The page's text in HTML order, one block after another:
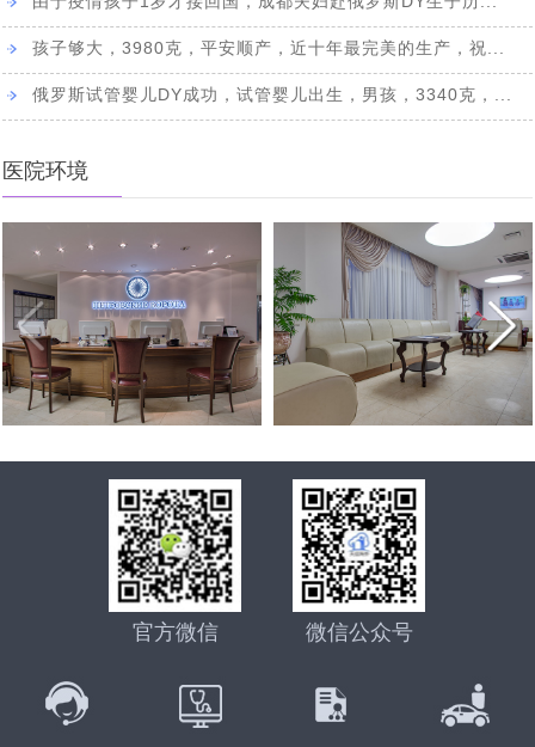
罗斯提供代孕服务的法案——结论再议 [2022-08-12]
俄罗斯DY费用这么高，代妈又能得到多呢，三个俄罗斯
别人生孩子（二） [2022-08-10]
不是自己的孩子，俄罗斯女人为什么要给别人生孩子 （三
孩子没有什么区别
战火下的乌克兰代怀孕妈妈，不是在医院防空洞里，就是
在逃亡的路上 [2022-04-27]
3岁患视网膜母细胞瘤女童离世事件引关注，俄罗斯第三
代试管技术为生育计划保驾护航 [2022-01-17]
不通过：杜马提案新进展，有关禁止外籍人员在俄代怀怀
孕法案未被杜马接受 [2021-12-31]
唐氏综合征的终结者——俄罗斯第三代试管婴儿技术，生
个健康宝宝有保障 [2021-12-22]
印度70岁老人通过试管婴儿生下一儿子，成为世界上最高
龄的新手妈妈之一 [2021-10-25]
语言不通，自助泰国试管婴儿求子历程心得：这5个方面
自助就医做不到。 [2021-10-11]
70后、80后助孕之路，赴俄罗斯试管婴儿助孕不是唯一途
择俄罗斯合法第三方助孕 [2021-09-14]
差异分析：中、泰、美、香港、俄罗斯试管婴儿有什么不
[2021-09-06]
赴俄28天费用16万，俄罗斯试管婴儿让单身人士老有所依
[2021-08-27]
真实案例实操：教你如何给俄罗斯试管婴儿代怀孕出生的
[2021-07-29]
俄罗斯是如何看待女性生三胎的，与中国三胎福利有什么
[2021-07-22]
2021年俄罗斯DY求子成功，现在就去莫斯科接我试管婴
儿宝宝回家了
译文：莫斯科，值得信赖的俄罗斯试管婴儿医院排名有哪
[2021-07-12]
单身求子做俄罗斯试管婴儿最佳方式是什么：自费还是免
孩子够大，3980克，平安顺产，近十年最完美的生产，祝...
俄罗斯试管婴儿DY成功，试管婴儿出生，男孩，3340克，...
医院环境
官方微信 微信公众号